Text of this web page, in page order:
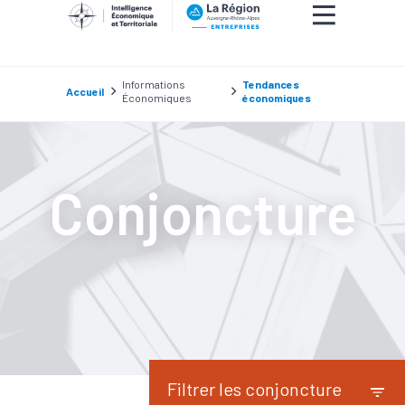
Accueil
Informations
Économiques
Tendances
économiques
Conjoncture
Filtrer les conjoncture